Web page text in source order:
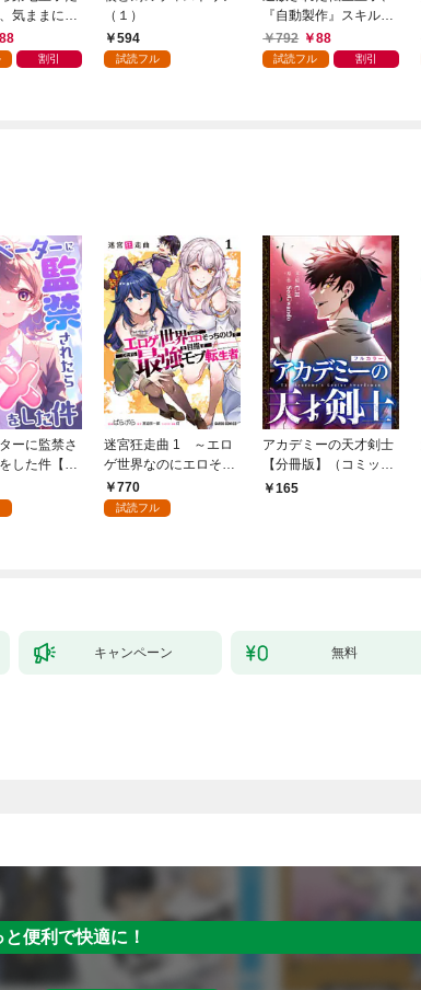
気ままに魔
す（１）
88
割引
（１）
594
試読フル
『自動製作』スキルで
領地を爆速で開拓し最
強の村を作ってしまう
792 88
試読フル 割引
ーに監禁さ
した件【全
迷宮狂走曲 1 ～エロ
ゲ世界なのにエロそっ
ちのけでひたすら最強
を目指すモブ転生者～
770
試読フル
アカデミーの天才剣士
【分冊版】（コミッ
ク） １話【フルカラ
165
キャンペーン 無料
便利で快適に！